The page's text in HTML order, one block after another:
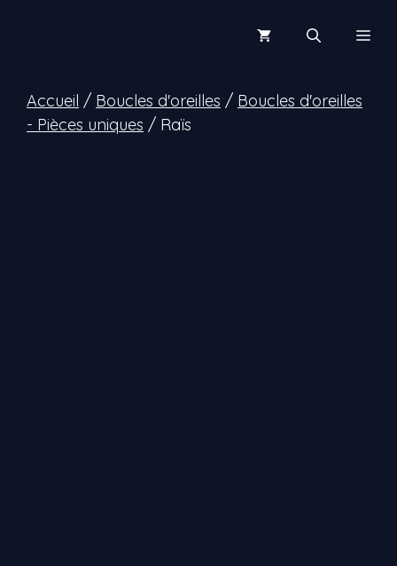
Accueil / Boucles d'oreilles / Boucles d'oreilles
- Pièces uniques / Raïs